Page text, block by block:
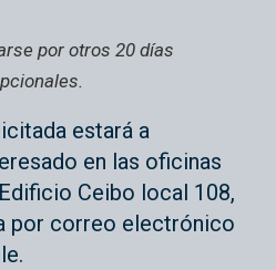
por otros 20 días
estará a
en las oficinas
Ceibo local 108,
por correo electrónico